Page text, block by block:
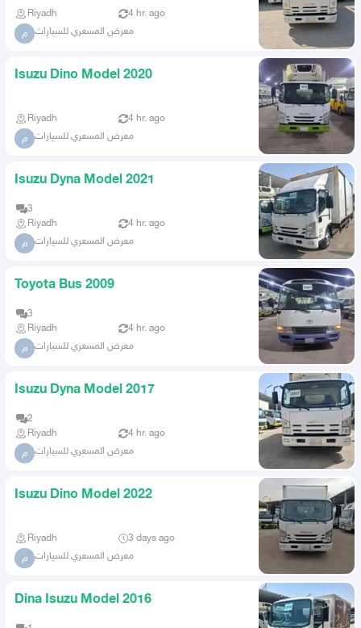
Riyadh 4 hr. ago
م معرض المسعري للسيارات
Isuzu Dino Model 2020
Riyadh 4 hr. ago
م معرض المسعري للسيارات
Isuzu Dyna Model 2021
3
Riyadh
4 hr. ago
م معرض المسعري للسيارات
Toyota Bus 2009
3
Riyadh
4 hr. ago
م معرض المسعري للسيارات
Isuzu Dyna Model 2017
2
Riyadh
4 hr. ago
م معرض المسعري للسيارات
Isuzu Dino Model 2022
Riyadh 3 days ago
م معرض المسعري للسيارات
Dina Isuzu Model 2016